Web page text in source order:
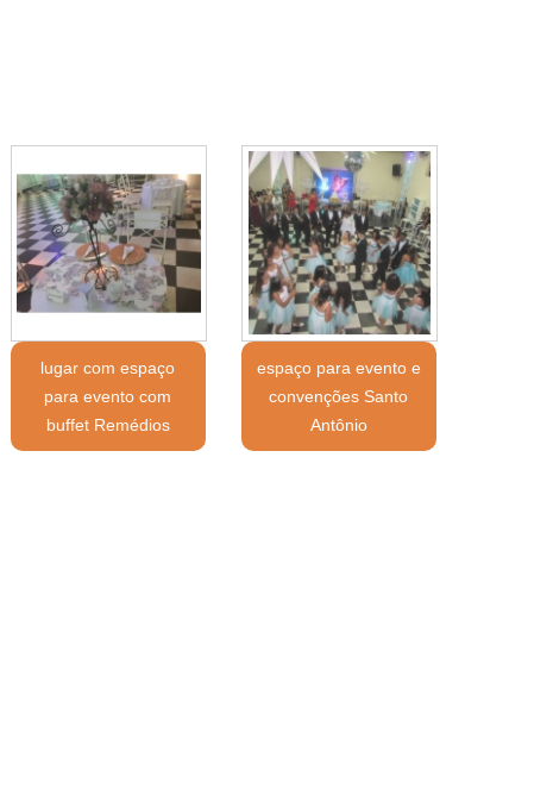
lugar com espaço
para evento com
buffet Remédios
espaço para evento e
convenções Santo
Antônio